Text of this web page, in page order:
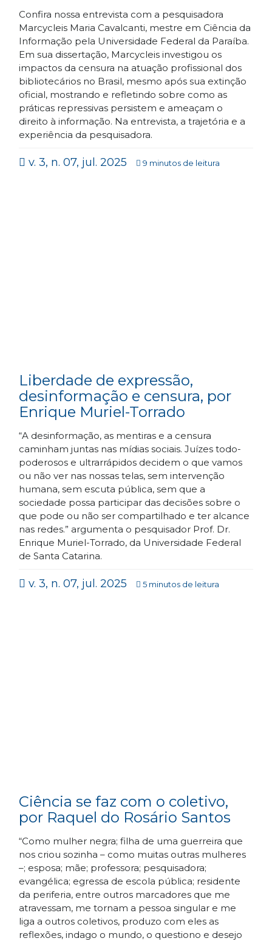
Confira nossa entrevista com a pesquisadora
Marcycleis Maria Cavalcanti, mestre em Ciência da
Informação pela Universidade Federal da Paraíba.
Em sua dissertação, Marcycleis investigou os
impactos da censura na atuação profissional dos
bibliotecários no Brasil, mesmo após sua extinção
oficial, mostrando e refletindo sobre como as
práticas repressivas persistem e ameaçam o
direito à informação. Na entrevista, a trajetória e a
experiência da pesquisadora.
v. 3, n. 07, jul. 2025 9 minutos de leitura
Liberdade de expressão,
desinformação e censura, por
Enrique Muriel-Torrado
“A desinformação, as mentiras e a censura
caminham juntas nas mídias sociais. Juízes todo-
poderosos e ultrarrápidos decidem o que vamos
ou não ver nas nossas telas, sem intervenção
humana, sem escuta pública, sem que a
sociedade possa participar das decisões sobre o
que pode ou não ser compartilhado e ter alcance
nas redes.” argumenta o pesquisador Prof. Dr.
Enrique Muriel-Torrado, da Universidade Federal
de Santa Catarina.
v. 3, n. 07, jul. 2025 5 minutos de leitura
Ciência se faz com o coletivo,
por Raquel do Rosário Santos
“Como mulher negra; filha de uma guerreira que
nos criou sozinha – como muitas outras mulheres
–; esposa; mãe; professora; pesquisadora;
evangélica; egressa de escola pública; residente
da periferia, entre outros marcadores que me
atravessam, me tornam a pessoa singular e me
liga a outros coletivos, produzo com eles as
reflexões, indago o mundo, o questiono e desejo